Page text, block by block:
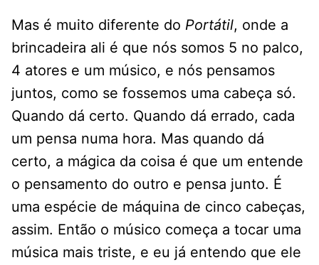
Mas é muito diferente do Portátil, onde a
brincadeira ali é que nós somos 5 no palco,
4 atores e um músico, e nós pensamos
juntos, como se fossemos uma cabeça só.
Quando dá certo. Quando dá errado, cada
um pensa numa hora. Mas quando dá
certo, a mágica da coisa é que um entende
o pensamento do outro e pensa junto. É
uma espécie de máquina de cinco cabeças,
assim. Então o músico começa a tocar uma
música mais triste, e eu já entendo que ele